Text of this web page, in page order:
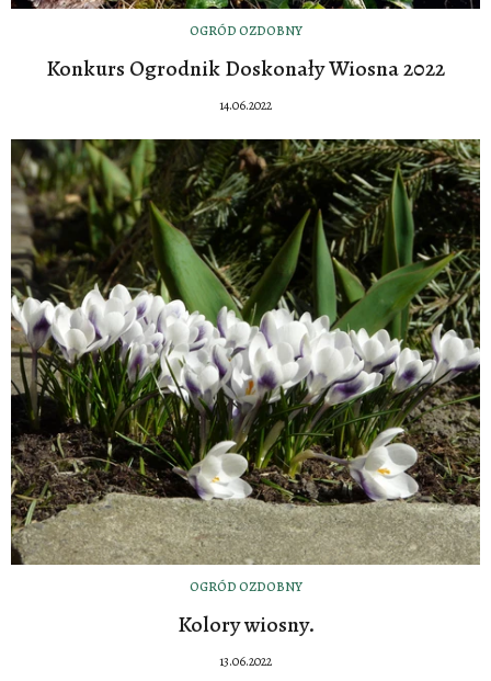
OGRÓD OZDOBNY
Konkurs Ogrodnik Doskonały Wiosna 2022
14.06.2022
OGRÓD OZDOBNY
Kolory wiosny.
13.06.2022